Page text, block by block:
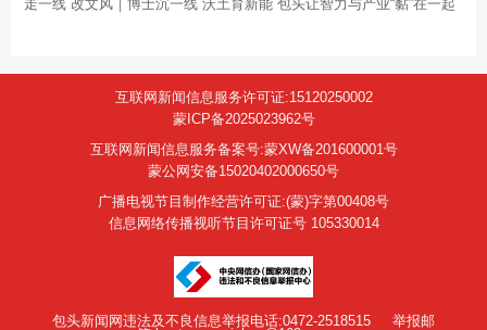
走一线 改文风｜博士沉一线 沃土育新能 包头让智力与产业“黏”在一起
互联网新闻信息服务许可证:15120250002
蒙ICP备2025023962号
互联网新闻信息服务备案号:蒙XW备201600001号
蒙公网安备15020402000650号
广播电视节目制作经营许可证:(蒙)字第00408号
信息网络传播视听节目许可证号 105330014
包头新闻网违法及不良信息举报电话:0472-2518515
举报邮